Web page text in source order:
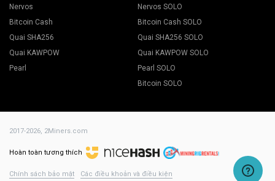
Nervos
Bitcoin Cash
Quai SHA256
Quai KAWPOW
Pearl
Nervos SOLO
Bitcoin Cash SOLO
Quai SHA256 SOLO
Quai KAWPOW SOLO
Pearl SOLO
Bitcoin SOLO
2017-2026, 2Miners.com
Hoàn toàn tương thích
Chính sách bảo mật Các điều khoản và điều kiện